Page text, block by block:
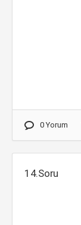
0 Yorum
14.Soru